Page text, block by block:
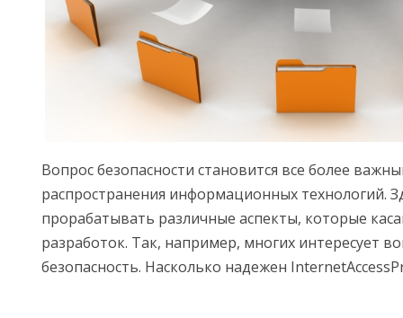
Вопрос безопасности становится все более
распространения информационных технологий.
прорабатывать различные аспекты, которые
разработок. Так, например, многих интересует
безопасность. Насколько надежен